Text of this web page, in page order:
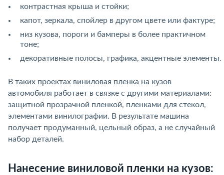
контрастная крыша и стойки;
капот, зеркала, спойлер в другом цвете или фактуре;
низ кузова, пороги и бамперы в более практичном
тоне;
декоративные полосы, графика, акцентные элементы.
В таких проектах виниловая пленка на кузов
автомобиля работает в связке с другими материалами:
защитной прозрачной пленкой, пленками для стекол,
элементами винилографии. В результате машина
получает продуманный, цельный образ, а не случайный
набор деталей.
Нанесение виниловой пленки на кузов: